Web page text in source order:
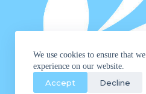
We use cookies to ensure that
experience on our website.
Accept Decline